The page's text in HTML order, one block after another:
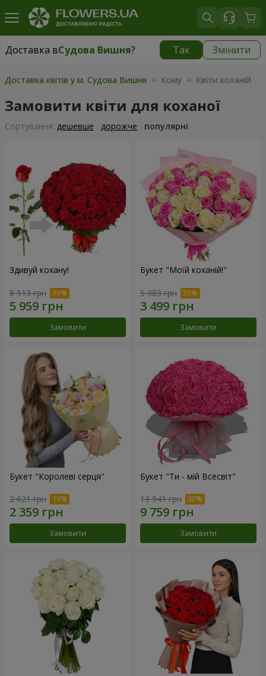
Доставка вСудова Вишня? Так Змінити
Доставка вСудова Вишня|
Доставка квітів у м. Судова Вишня > Кому > Квіти коханій
Замовити квіти для коханої
Сортування: дешевше дорожче популярні
Здивуй кохану!
8 513 грн
Замовити
Букет "Моїй коханій!"
5 383 грн
Замовити
Букет "Королеві серця"
2 621 грн
Замовити
Букет "Ти - мій Всесвіт"
13 941 грн
Замовити